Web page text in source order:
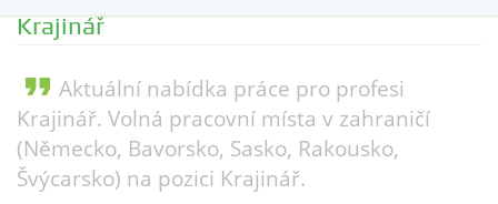
Krajinář
format_quote Aktuální nabídka práce pro profesi
Krajinář. Volná pracovní místa v zahraničí
(Německo, Bavorsko, Sasko, Rakousko,
Švýcarsko) na pozici Krajinář.